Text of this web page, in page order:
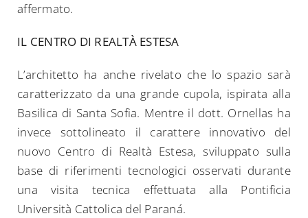
affermato.
IL CENTRO DI REALTÀ ESTESA
L’architetto ha anche rivelato che lo spazio sarà
caratterizzato da una grande cupola, ispirata alla
Basilica di Santa Sofia. Mentre il dott. Ornellas ha
invece sottolineato il carattere innovativo del
nuovo Centro di Realtà Estesa, sviluppato sulla
base di riferimenti tecnologici osservati durante
una visita tecnica effettuata alla Pontificia
Università Cattolica del Paraná.